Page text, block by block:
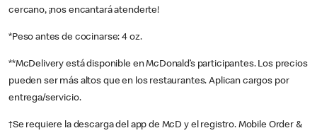
cercano, ¡nos encantará atenderte!
*Peso antes de cocinarse: 4 oz.
**McDelivery está disponible en McDonald’s participantes. Los precios
pueden ser más altos que en los restaurantes. Aplican cargos por
entrega/servicio.
†Se requiere la descarga del app de McD y el registro. Mobile Order &